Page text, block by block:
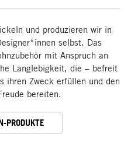
und produzieren wir in
selbst. Das
mit Anspruch an
Langlebigkeit, die – befreit
ihren Zweck erfüllen und den
bereiten.
PRODUKTE